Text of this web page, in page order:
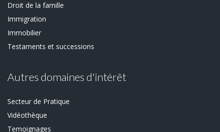
Droit de la famille
Immigration
Immobilier
Testaments et successions
Autres domaines d'intérêt
Secteur de Pratique
Vidéothèque
Temoignages